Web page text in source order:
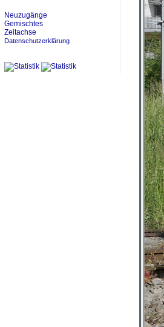
Neuzugänge
Gemischtes
Zeitachse
Datenschutzerklärung